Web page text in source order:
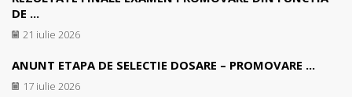
DE ...
21 iulie 2026
ANUNT ETAPA DE SELECTIE DOSARE – PROMOVARE ...
17 iulie 2026